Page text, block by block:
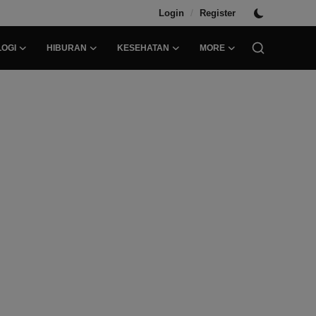
Login / Register
HIBURAN KESEHATAN MORE